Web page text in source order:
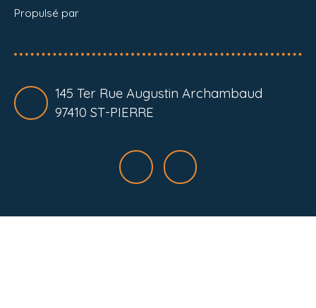
Propulsé par
145 Ter Rue Augustin Archambaud
97410 ST-PIERRE